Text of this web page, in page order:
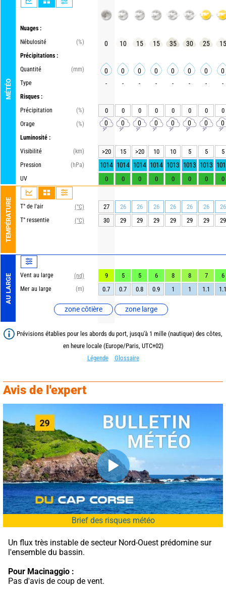
MÉTÉO
Nuages :
Nébulosité
(%)
Précipitations :
Quantité
(mm)
Type
Risques :
Précipitation
(%)
Orage
(%)
Luminosité :
Visibilité
(km)
Pression
(hPa)
UV
TEMPÉRATURE T° de l'air
(°C)
T° ressentie
(°C)
AU LARGE Vent au large
(nd)
Mer au large
(m)
zone côtière zone large
0 10 15 15 35 30 25 15
0 0 0 0 0 0 0 0
- - - - - - - -
0 0 0 0 0 0 0 0
0 0 0 0 0 0 0 0
>20 15 >20 10 10 5 5 5
1014 1014 1014 1014 1013 1013 1013
0 0 0 0 0 0 0 0
27 26 26 26 26 26 26
26
30
29 29 29 29 29 29 29
9 5 5 6 8 8 7
6
0.7
0.7 0.8 0.9 1 1 1.1 1.1
Prévisions établies pour les abords du port, jusqu'à 1 mille (nautique) des côtes,
en heure locale (Europe/Paris, UTC+02)
Légende
Glossaire
Avis de l'expert
Brief des risques météo
Un flux très instable de secteur Nord-Ouest prédomine sur
l'ensemble du bassin.
Pour Macinaggio :
Pas d'avis de coup de vent.